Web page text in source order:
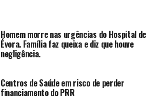
Homem morre nas urgências do Hospital de
Évora. Família faz queixa e diz que houve
negligência.
Centros de Saúde em risco de perder
financiamento do PRR